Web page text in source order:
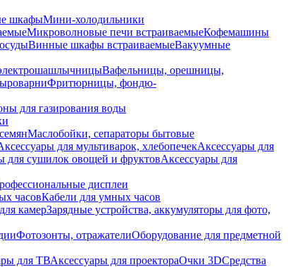
шкафыМини-холодильники
Микроволновые печи встраиваемыеКофемашины
Винные шкафы встраиваемыеВакуумные
Вафельницы, орешницы,
Фритюрницы, фондю-
для газирования воды
Маслобойки, сепараторы бытовые
для мультиварок, хлебопечекАксессуары для
для сушилок овощей и фруктовАксессуары для
дисплеи
часовКабели для умных часов
камерЗарядные устройства, аккумуляторы для фото,
Фотозонты, отражателиОборудование для предметной
для ТВАксессуары для проектораОчки 3DСредства